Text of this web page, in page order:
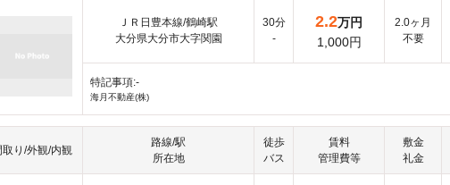
ＪＲ日豊本線/鶴崎駅
大分県大分市大字関園
30分
-
2.2万円
1,000円
2.0ヶ月
不要
特記事項:-
海月不動産(株)
取り/外観/内観
路線/駅
所在地
徒歩
バス
賃料
管理費等
敷金
礼金